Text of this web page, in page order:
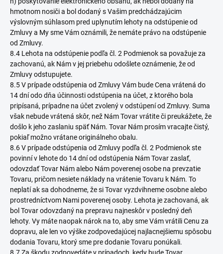
hmotnom nosiči a bol dodaný s Vašim predchádzajúcim
výslovným súhlasom pred uplynutím lehoty na odstúpenie od
Zmluvy a My sme Vám oznámili, že nemáte právo na odstúpenie
od Zmluvy.
8.4 Lehota na odstúpenie podľa čl. 2 Podmienok sa považuje za
zachovanú, ak Nám v jej priebehu odošlete oznámenie, že od
Zmluvy odstupujete.
8.5 V prípade odstúpenia od Zmluvy Vám bude Cena vrátená do
14 dní odo dňa účinnosti odstúpenia na účet, z ktorého bola
pripísaná, prípadne na účet zvolený v odstúpení od Zmluvy. Suma
však nebude vrátená skôr, než Nám Tovar vrátite či preukážete, že
došlo k jeho zaslaniu späť Nám. Tovar Nám prosím vracajte čistý,
pokiaľ možno vrátane originálneho obalu.
8.6 V prípade odstúpenia od Zmluvy podľa čl. 2 Podmienok ste
povinní v lehote do 14 dní od odstúpenia Nám Tovar zaslať,
odovzdať Tovar Nám alebo Nám poverenej osobe na prevzatie
Tovaru, pričom nesiete náklady na vrátenie Tovaru k Nám. To
neplatí ak sa dohodneme, že si Tovar vyzdvihneme osobne alebo
prostredníctvom Nami poverenej osoby. Lehota je zachovaná, ak
bol Tovar odovzdaný na prepravu najneskôr v posledný deň
lehoty. Vy máte naopak nárok na to, aby sme Vám vrátili Cenu za
dopravu, ale len vo výške zodpovedajúcej najlacnejšiemu spôsobu
dodania Tovaru, ktorý sme pre dodanie Tovaru ponúkali.